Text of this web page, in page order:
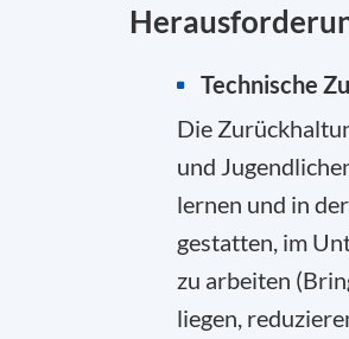
Technische
Die
und
lernen und in
gestatten, im
zu arbeiten
liegen,